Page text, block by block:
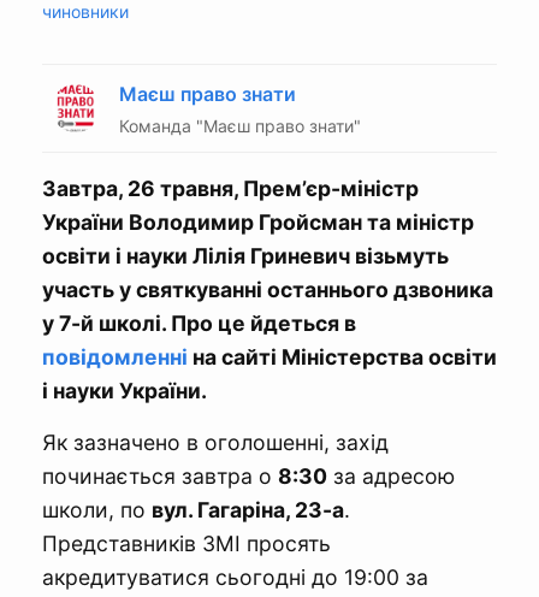
чиновники
Маєш право знати
Команда "Маєш право знати"
Завтра, 26 травня, Прем’єр-міністр
України Володимир Гройсман та міністр
освіти і науки Лілія Гриневич візьмуть
участь у святкуванні останнього дзвоника
у 7-й школі. Про це йдеться в
повідомленні на сайті Міністерства освіти
і науки України.
Як зазначено в оголошенні, захід
починається завтра о 8:30 за адресою
школи, по вул. Гагаріна, 23-а.
Представників ЗМІ просять
акредитуватися сьогодні до 19:00 за